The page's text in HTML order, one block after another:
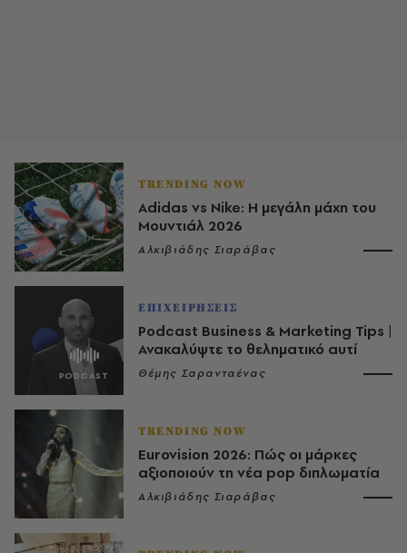
TRENDING NOW
Adidas vs Nike: Η μεγάλη μάχη του
Μουντιάλ 2026
Αλκιβιάδης Σιαράβας
ΕΠΙΧΕΙΡΗΣΕΙΣ
Podcast Business & Marketing Tips |
Ανακαλύψτε το θεληματικό αυτί
Θέμης Σαρανταένας
TRENDING NOW
Eurovision 2026: Πώς οι μάρκες
αξιοποιούν τη νέα pop διπλωματία
Αλκιβιάδης Σιαράβας